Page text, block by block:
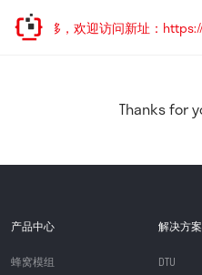
址已迁移，欢迎访问新址：
Thanks for
产品中心
蜂窝模组
解决方案
DTU